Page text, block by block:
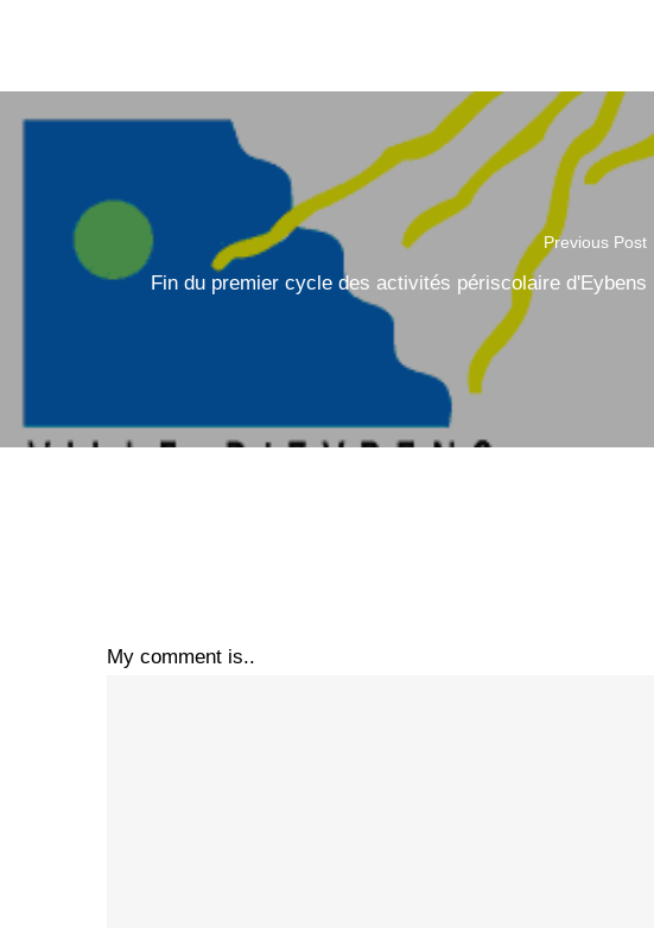
Previous Post
Fin du premier cycle des activités périscolaire d'Eybens
My comment is..